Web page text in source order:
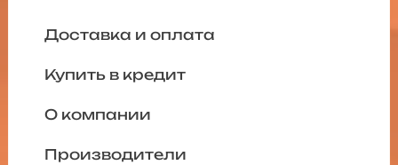
Доставка и оплата
Купить в кредит
О компании
Производители